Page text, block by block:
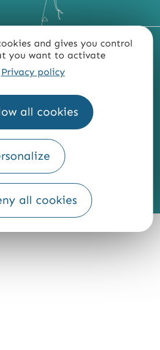
and gives you control
you want to activate
Privacy policy
all cookies
all cookies
PLAN DU SITE